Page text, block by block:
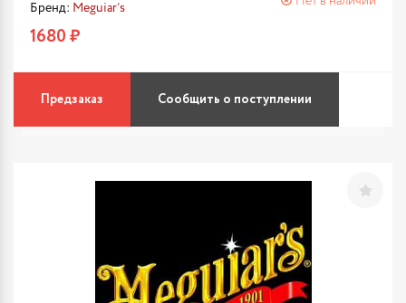
Бренд: Meguiar’s
1680 ₽
Предзаказ Сообщить о поступлении